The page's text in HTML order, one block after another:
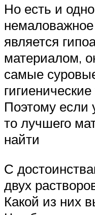
Но есть и
является
материалом,
самые
Поэтому если
то лучшего
найти
С
двух
Какой из них